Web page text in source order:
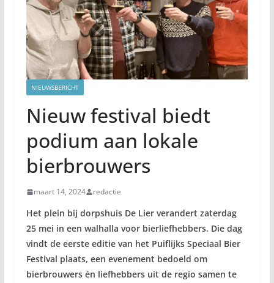
NIEUWSBERICHT
Nieuw festival biedt
podium aan lokale
bierbrouwers
maart 14, 2024 redactie
Het plein bij dorpshuis De Lier verandert zaterdag
25 mei in een walhalla voor bierliefhebbers. Die dag
vindt de eerste editie van het Puiflijks Speciaal Bier
Festival plaats, een evenement bedoeld om
bierbrouwers én liefhebbers uit de regio samen te